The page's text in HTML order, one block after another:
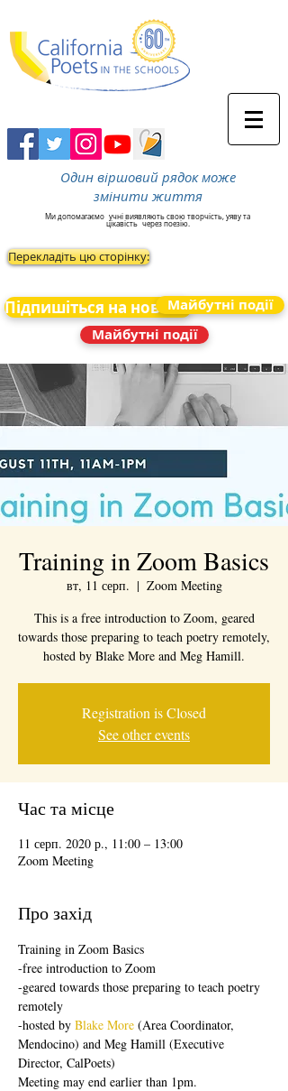
Один віршовий рядок може
змінити життя
Ми допомагаємо учні виявляють свою творчість, уяву та
цікавість через поезію.
Перекладіть цю сторінку:
Підпишіться на новиниМайбутні події
Майбутні події
Training in Zoom Basics
вт, 11 серп.
  |
Zoom Meeting
This is a free introduction to Zoom, geared
towards those preparing to teach poetry remotely,
hosted by Blake More and Meg Hamill.
Registration is Closed
See other events
Час та місце
11 серп. 2020 р., 11:00 – 13:00
Zoom Meeting
Про захід
Training in Zoom Basics
-free introduction to Zoom
-geared towards those preparing to teach poetry
remotely
-hosted by Blake More (Area Coordinator,
Mendocino) and Meg Hamill (Executive
Director, CalPoets)
Meeting may end earlier than 1pm.